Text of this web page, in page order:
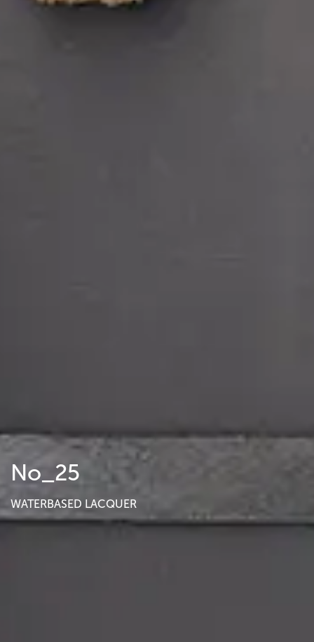
No_25
WATERBASED LACQUER